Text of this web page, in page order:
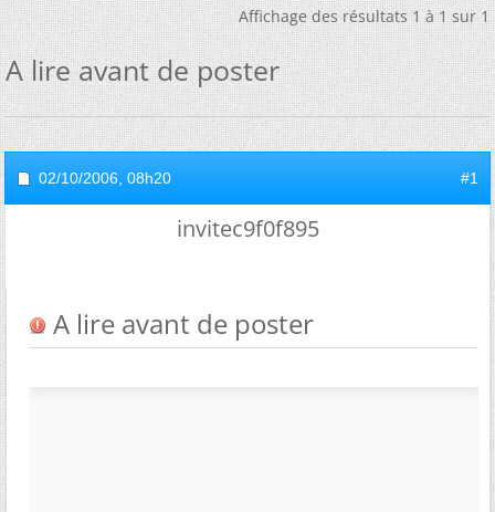
Affichage des résultats 1 à 1 sur 1
A lire avant de poster
02/10/2006, 08h20 #1
invitec9f0f895
A lire avant de poster